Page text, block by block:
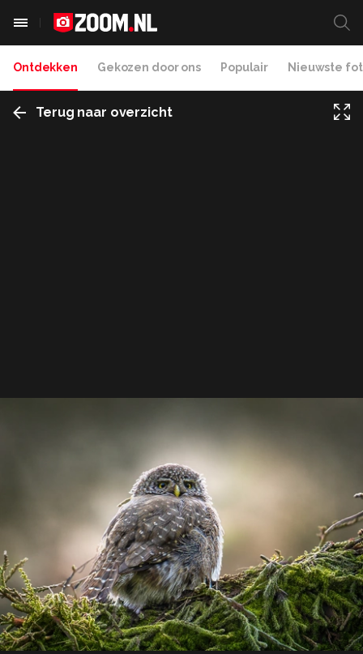
Ontdekken Gekozen door ons Populair Nieuwste
Terug naar overzicht